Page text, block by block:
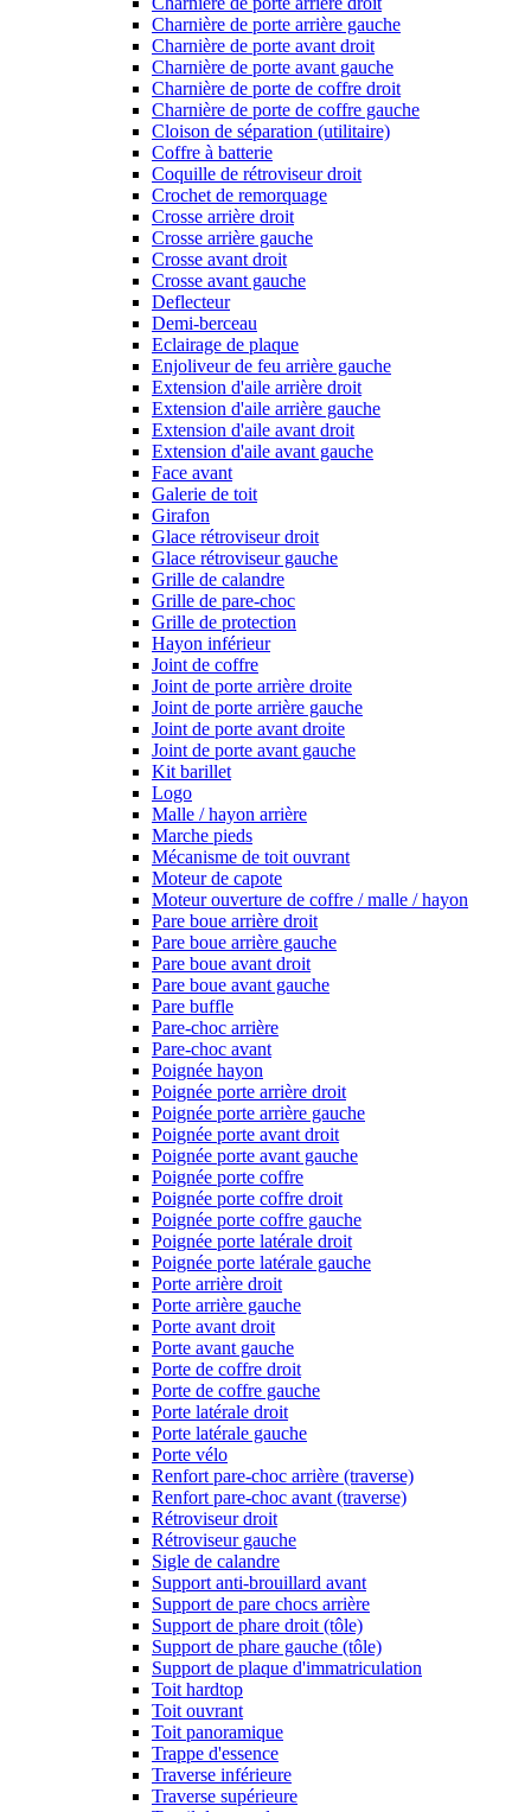
Charnière de porte arrière gauche
Charnière de porte avant droit
Charnière de porte avant gauche
Charnière de porte de coffre droit
Charnière de porte de coffre gauche
Cloison de séparation (utilitaire)
Coffre à batterie
Coquille de rétroviseur droit
Crochet de remorquage
Crosse arrière droit
Crosse arrière gauche
Crosse avant droit
Crosse avant gauche
Deflecteur
Demi-berceau
Eclairage de plaque
Enjoliveur de feu arrière gauche
Extension d'aile arrière droit
Extension d'aile arrière gauche
Extension d'aile avant droit
Extension d'aile avant gauche
Face avant
Galerie de toit
Girafon
Glace rétroviseur droit
Glace rétroviseur gauche
Grille de calandre
Grille de pare-choc
Grille de protection
Hayon inférieur
Joint de coffre
Joint de porte arrière droite
Joint de porte arrière gauche
Joint de porte avant droite
Joint de porte avant gauche
Kit barillet
Logo
Malle / hayon arrière
Marche pieds
Mécanisme de toit ouvrant
Moteur de capote
Moteur ouverture de coffre / malle / hayon
Pare boue arrière droit
Pare boue arrière gauche
Pare boue avant droit
Pare boue avant gauche
Pare buffle
Pare-choc arrière
Pare-choc avant
Poignée hayon
Poignée porte arrière droit
Poignée porte arrière gauche
Poignée porte avant droit
Poignée porte avant gauche
Poignée porte coffre
Poignée porte coffre droit
Poignée porte coffre gauche
Poignée porte latérale droit
Poignée porte latérale gauche
Porte arrière droit
Porte arrière gauche
Porte avant droit
Porte avant gauche
Porte de coffre droit
Porte de coffre gauche
Porte latérale droit
Porte latérale gauche
Porte vélo
Renfort pare-choc arrière (traverse)
Renfort pare-choc avant (traverse)
Rétroviseur droit
Rétroviseur gauche
Sigle de calandre
Support anti-brouillard avant
Support de pare chocs arrière
Support de phare droit (tôle)
Support de phare gauche (tôle)
Support de plaque d'immatriculation
Toit hardtop
Toit ouvrant
Toit panoramique
Trappe d'essence
Traverse inférieure
Traverse supérieure